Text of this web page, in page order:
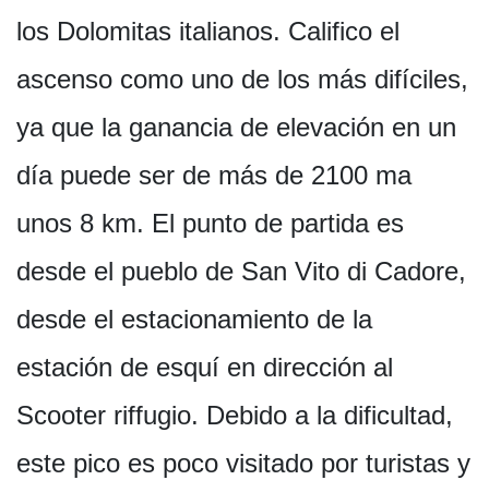
los Dolomitas italianos. Califico el
ascenso como uno de los más difíciles,
ya que la ganancia de elevación en un
día puede ser de más de 2100 ma
unos 8 km. El punto de partida es
desde el pueblo de San Vito di Cadore,
desde el estacionamiento de la
estación de esquí en dirección al
Scooter riffugio. Debido a la dificultad,
este pico es poco visitado por turistas y